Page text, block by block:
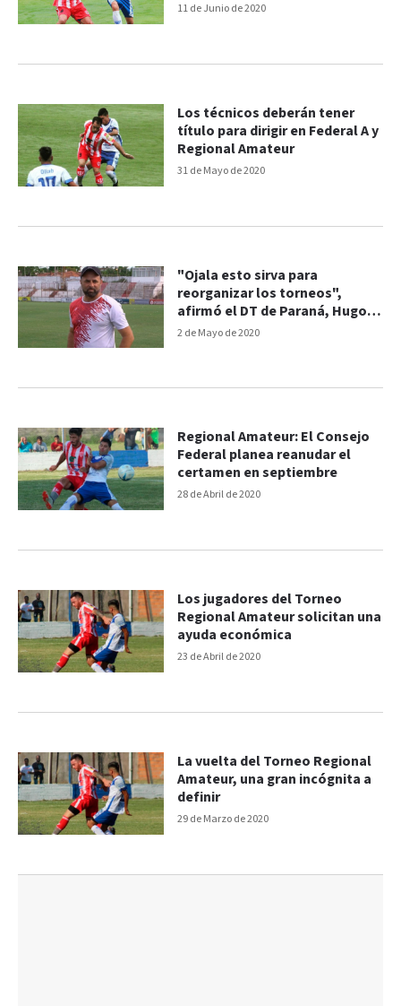
11 de Junio de 2020
31 de Mayo de 2020
Los técnicos deberán tener
título para dirigir en Federal A y
Regional Amateur
2 de Mayo de 2020
"Ojala esto sirva para
reorganizar los torneos",
afirmó el DT de Paraná, Hugo
Fontana
28 de Abril de 2020
Regional Amateur: El Consejo
Federal planea reanudar el
certamen en septiembre
23 de Abril de 2020
Los jugadores del Torneo
Regional Amateur solicitan una
ayuda económica
29 de Marzo de 2020
La vuelta del Torneo Regional
Amateur, una gran incógnita a
definir